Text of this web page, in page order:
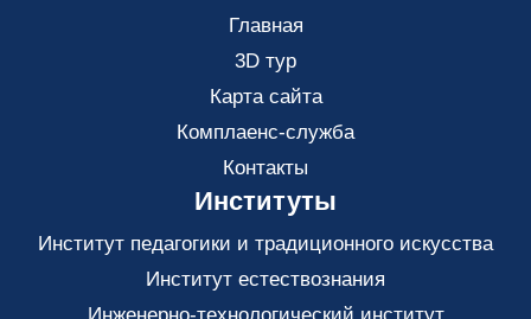
Главная
3D тур
Карта сайта
Комплаенс-служба
Контакты
Институты
Институт педагогики и традиционного искусства
Институт естествознания